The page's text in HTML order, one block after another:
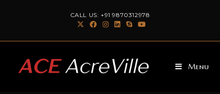
CALL US: +91 9870312978
Menu